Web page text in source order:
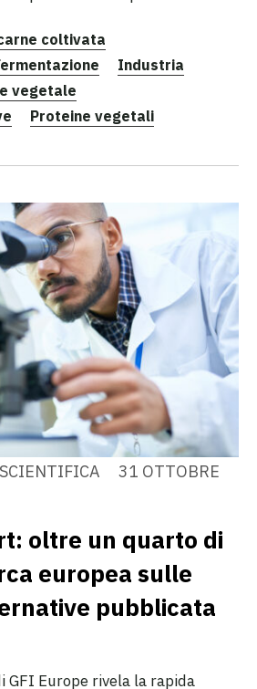
coltivata
Industria
vegetale
Proteine vegetali
31 OTTOBRE
oltre un quarto di
europea sulle
pubblicata
GFI Europe rivela la rapida